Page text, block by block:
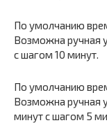
По умолчанию
Возможна ручная
с шагом 10 минут.
По умолчанию
Возможна ручная
минут с шагом 5